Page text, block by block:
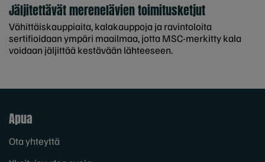
Jäljitettävät merenelävien toimitusketjut
Vähittäiskauppiaita, kalakauppoja ja ravintoloita
sertifioidaan ympäri maailmaa, jotta MSC-merkitty kala
voidaan jäljittää kestävään lähteeseen.
Apua
Ota yhteyttä